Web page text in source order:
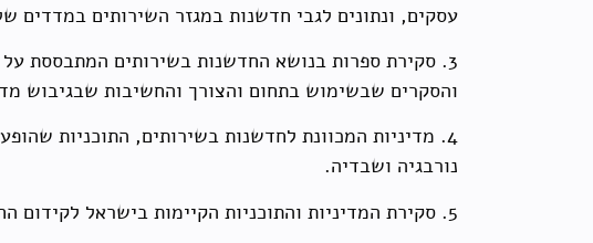
עסקים, ונתונים לגבי חדשנות במגזר השירותים במדדים
3. סקירת ספרות בנושא החדשנות בשירותים המתבססת
והסקרים שבשימוש בתחום והצורך והחשיבות שבגיבוש
4. מדיניות המכוונת לחדשנות בשירותים, התוכניות
נורבגיה ושבדיה.
5. סקירת המדיניות והתוכניות הקיימות בישראל לקידום החדשנות במגזר השירותים.